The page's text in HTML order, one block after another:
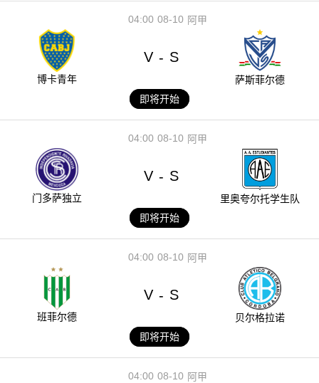
08-10
04:00 阿甲
博卡青年
V - S
萨斯菲尔德
即将开始
08-10
04:00 阿甲
门多萨独立
V - S
里奥夸尔托学生队
即将开始
08-10
04:00 阿甲
班菲尔德
V - S
贝尔格拉诺
即将开始
08-10
04:00 阿甲